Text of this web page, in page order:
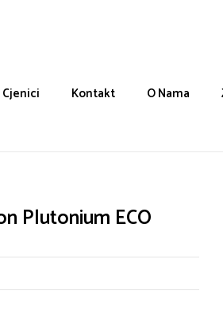
Kontakt O Nama
Plutonium ECO